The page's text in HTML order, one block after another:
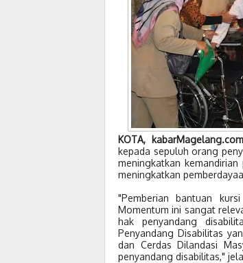
KOTA, kabarMagelang.com
kepada sepuluh orang
meningkatkan
meningkatkan
"Pemberian bantuan
Momentum ini sangat
hak penyandang
Penyandang Disabilitas
dan Cerdas Dilandasi
penyandang disabilitas,"